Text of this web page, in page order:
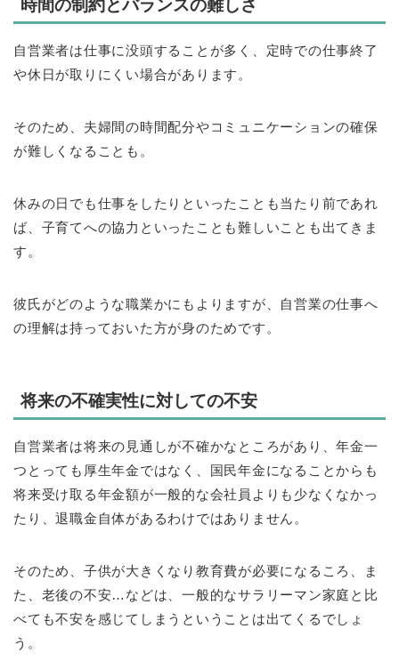
時間の制約とバランスの難しさ
自営業者は仕事に没頭することが多く、定時での仕事終了
や休日が取りにくい場合があります。
そのため、夫婦間の時間配分やコミュニケーションの確保
が難しくなることも。
休みの日でも仕事をしたりといったことも当たり前であれ
ば、子育てへの協力といったことも難しいことも出てきま
す。
彼氏がどのような職業かにもよりますが、自営業の仕事へ
の理解は持っておいた方が身のためです。
将来の不確実性に対しての不安
自営業者は将来の見通しが不確かなところがあり、年金一
つとっても厚生年金ではなく、国民年金になることからも
将来受け取る年金額が一般的な会社員よりも少なくなかっ
たり、退職金自体があるわけではありません。
そのため、子供が大きくなり教育費が必要になるころ、ま
た、老後の不安…などは、一般的なサラリーマン家庭と比
べても不安を感じてしまうということは出てくるでしょ
う。